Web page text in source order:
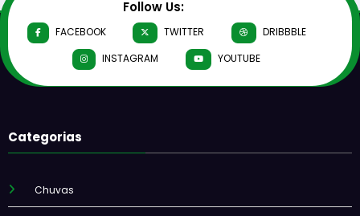
Follow Us:
FACEBOOK TWITTER
DRIBBBLE
INSTAGRAM
YOUTUBE
Categorias
Chuvas